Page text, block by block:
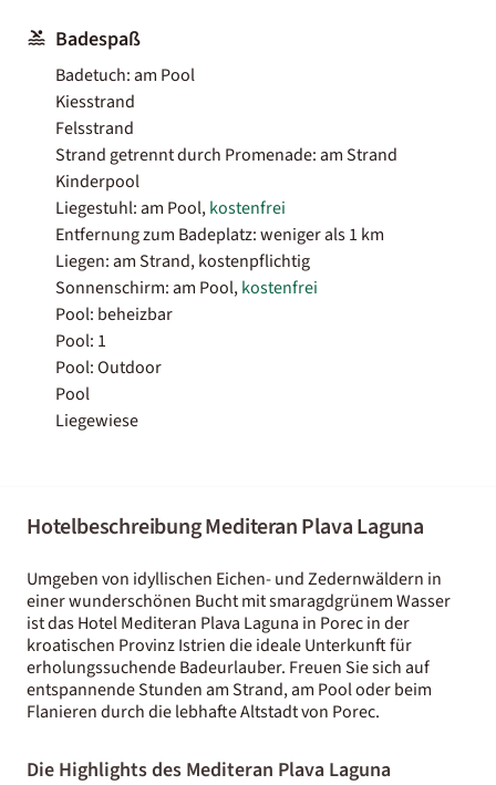
Badespaß
Badetuch: am Pool
Kiesstrand
Felsstrand
Strand getrennt durch Promenade: am Strand
Kinderpool
Liegestuhl: am Pool,kostenfrei
Entfernung zum Badeplatz: weniger als 1 km
Liegen: am Strand, kostenpflichtig
Sonnenschirm: am Pool,kostenfrei
Pool: beheizbar
Pool: 1
Pool: Outdoor
Pool
Liegewiese
Hotelbeschreibung Mediteran Plava Laguna
Umgeben von idyllischen Eichen- und Zedernwäldern in
einer wunderschönen Bucht mit smaragdgrünem Wasser
ist das Hotel Mediteran Plava Laguna in Porec in der
kroatischen Provinz Istrien die ideale Unterkunft für
erholungssuchende Badeurlauber. Freuen Sie sich auf
entspannende Stunden am Strand, am Pool oder beim
Flanieren durch die lebhafte Altstadt von Porec.
Die Highlights des Mediteran Plava Laguna